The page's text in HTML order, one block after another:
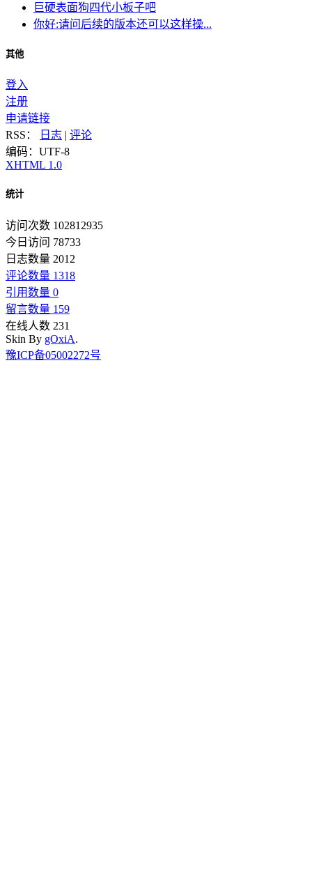
巨硬表面狗四代小板子吧
你好:请问后续的版本还可以这样操...
其他
登入
注册
申请链接
RSS：
日志 | 评论
编码：UTF-8
XHTML 1.0
统计
访问次数 102812935
今日访问 78733
日志数量 2012
评论数量 1318
引用数量 0
留言数量 159
在线人数 231
Skin By gOxiA.
豫ICP备05002272号